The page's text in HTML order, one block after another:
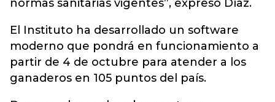
normas sanitarias vigentes”, expresó Díaz.
El Instituto ha desarrollado un software
moderno que pondrá en funcionamiento a
partir de 4 de octubre para atender a los
ganaderos en 105 puntos del país.